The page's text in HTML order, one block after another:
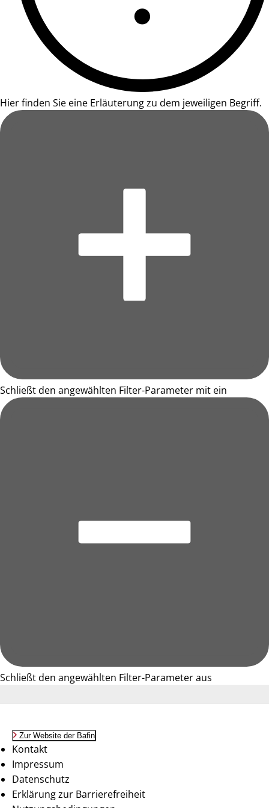
Hier finden Sie eine Erläuterung zu dem jeweiligen Begriff.
Schließt den angewählten Filter-Parameter mit ein
Schließt den angewählten Filter-Parameter aus
Zur Website der Bafin
Kontakt
Impressum
Datenschutz
Erklärung zur Barrierefreiheit